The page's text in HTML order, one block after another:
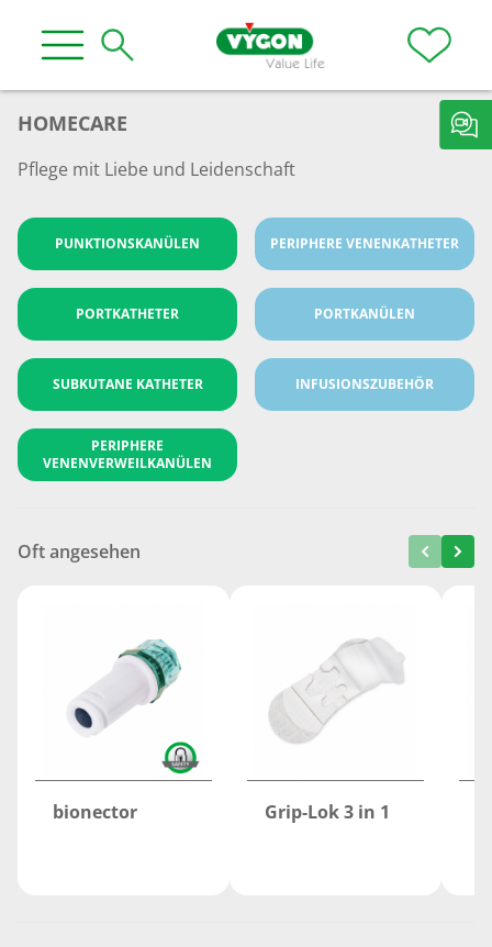
HOMECARE
Pflege mit Liebe und Leidenschaft
PUNKTIONSKANÜLEN PERIPHERE VENENKATHETER
PORTKATHETER PORTKANÜLEN
SUBKUTANE KATHETER INFUSIONSZUBEHÖR
PERIPHERE
VENENVERWEILKANÜLEN
Oft angesehen
bionector Grip-Lok 3 in 1